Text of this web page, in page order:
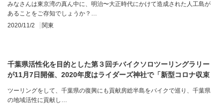
みなさんは東京湾の真ん中に、明治〜大正時代にかけて造成された人工島が
あることをご存知でしょうか？…
2020/11/2
関東
千葉県活性化を目的とした第３回チバイクソロツーリングラリー
が11月7日開催、2020年度はライダーズ神社で「新型コロナ収束
ツーリングをして、千葉県の復興にも貢献房総半島をバイクで巡り、千葉県
の地域活性に貢献し…